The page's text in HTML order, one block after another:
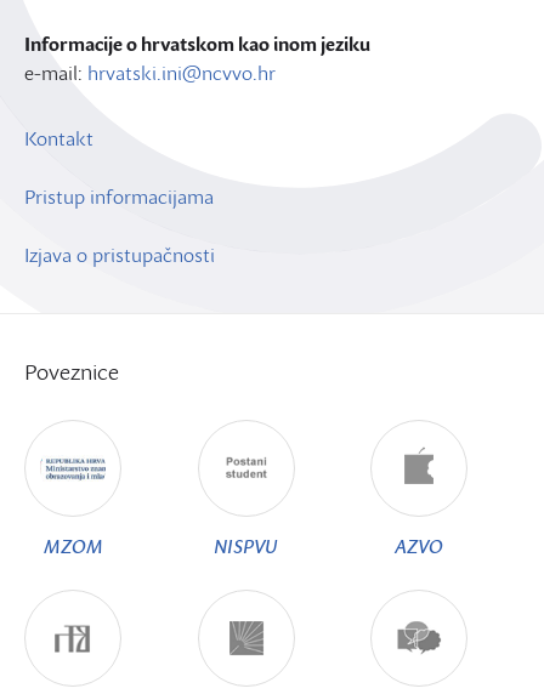
Informacije o hrvatskom kao inom jeziku
e-mail: hrvatski.ini@ncvvo.hr
Kontakt
Pristup informacijama
Izjava o pristupačnosti
Poveznice
MZOM NISPVU AZVO